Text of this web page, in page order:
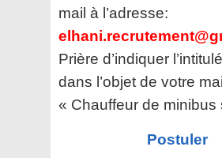
mail à l’adresse:
Prière d’indiquer
dans l’objet de votre mail
« Chauffeur de minibus
Postuler